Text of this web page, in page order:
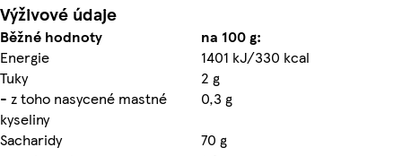
Výživové údaje
Běžné hodnoty
na 100 g:
Energie
1401 kJ/330 kcal
Tuky
2 g
- z toho nasycené mastné
kyseliny
0,3 g
Sacharidy
70 g